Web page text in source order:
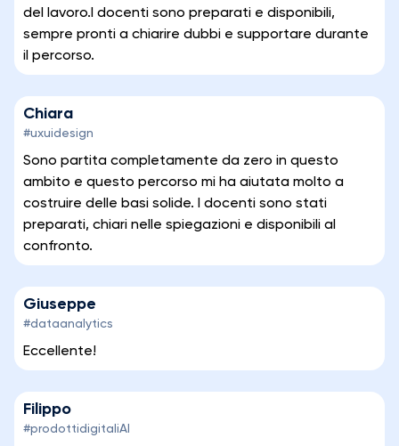
del lavoro.I docenti sono preparati e disponibili,
sempre pronti a chiarire dubbi e supportare durante
il percorso.
Chiara
#uxuidesign
Sono partita completamente da zero in questo
ambito e questo percorso mi ha aiutata molto a
costruire delle basi solide. I docenti sono stati
preparati, chiari nelle spiegazioni e disponibili al
confronto.
Giuseppe
#dataanalytics
Eccellente!
Filippo
#prodottidigitaliAI